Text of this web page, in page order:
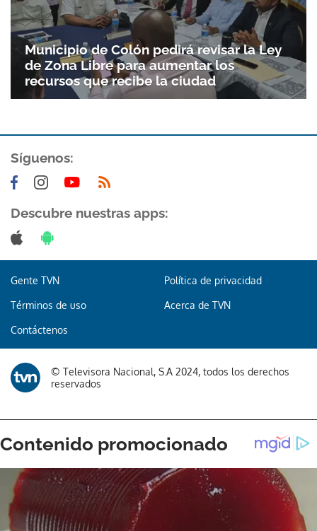
Municipio de Colón pedirá revisar la Ley
de Zona Libre para aumentar los
recursos que recibe la ciudad
Síguenos:
Descubre nuestras apps:
Gente TVN Política de privacidad
Términos de uso Acerca de TVN
Contáctenos
© Televisora Nacional, S.A 2024, todos los derechos
reservados